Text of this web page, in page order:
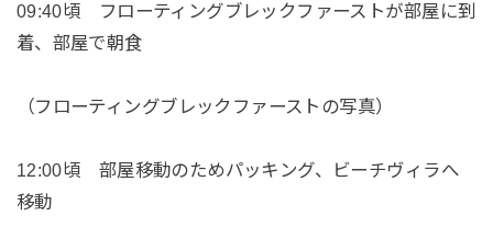
09:40頃 フローティングブレックファーストが部屋に到
着、部屋で朝食
（フローティングブレックファーストの写真）
12:00頃 部屋移動のためパッキング、ビーチヴィラへ
移動